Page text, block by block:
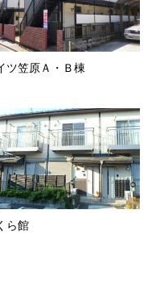
ツ笠原Ａ・Ｂ棟
ら館